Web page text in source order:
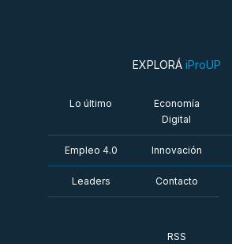
EXPLORÁ iProUP
Lo último
Economía
Digital
Empleo 4.0 Innovación
Leaders Contacto
RSS